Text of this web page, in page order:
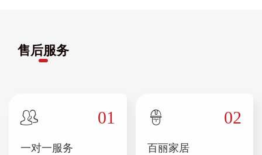
售后服务
01
一对一服务
02
百丽家居